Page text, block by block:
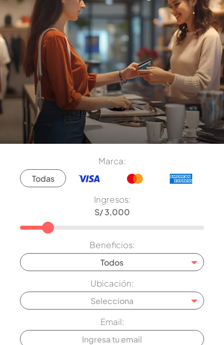
Marca:
Todas
Ingresos:
Beneficios:
Todos
Ubicación:
Selecciona
Email: